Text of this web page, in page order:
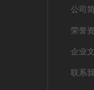
公司
荣誉
企业
联系